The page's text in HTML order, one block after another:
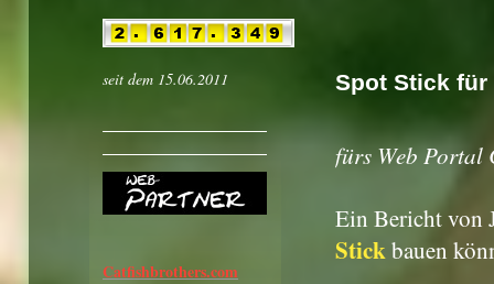
Spot Stick für
fürs Web
Ein Bericht von
Stickbauen
seit dem 15.06.2011
Catfishbrothers.com